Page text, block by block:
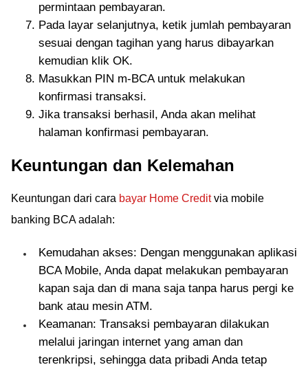
permintaan pembayaran.
Pada layar selanjutnya, ketik jumlah pembayaran
sesuai dengan tagihan yang harus dibayarkan
kemudian klik OK.
Masukkan PIN m-BCA untuk melakukan
konfirmasi transaksi.
Jika transaksi berhasil, Anda akan melihat
halaman konfirmasi pembayaran.
Keuntungan dan Kelemahan
Keuntungan dari cara bayar Home Creditvia mobile
banking BCA adalah:
Kemudahan akses: Dengan menggunakan aplikasi
BCA Mobile, Anda dapat melakukan pembayaran
kapan saja dan di mana saja tanpa harus pergi ke
bank atau mesin ATM.
Keamanan: Transaksi pembayaran dilakukan
melalui jaringan internet yang aman dan
terenkripsi, sehingga data pribadi Anda tetap